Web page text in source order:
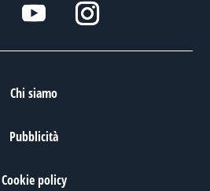
Chi siamo
Pubblicità
Cookie policy